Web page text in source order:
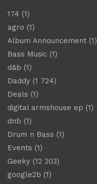
174 (1)
agro (1)
Album Announcement (1)
Bass Music (1)
d&b (1)
Daddy (1 724)
Deals (1)
digital armshouse ep (1)
dnb (1)
Drum n Bass (1)
Events (1)
Geeky (12 203)
google2b (1)